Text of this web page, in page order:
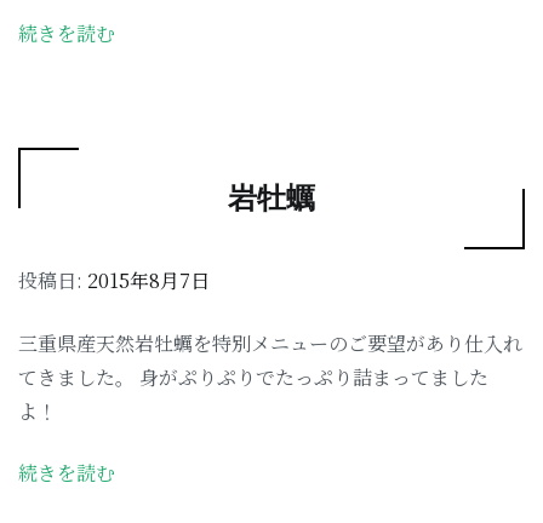
続きを読む
岩牡蠣
投稿日: 2015年8月7日
三重県産天然岩牡蠣を特別メニューのご要望があり仕入れ
てきました。 身がぷりぷりでたっぷり詰まってました
よ！
続きを読む